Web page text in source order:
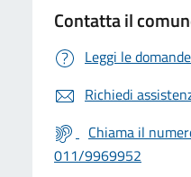
Contatta il
Leggi le
Richiedi
Chiama il
011/9969952